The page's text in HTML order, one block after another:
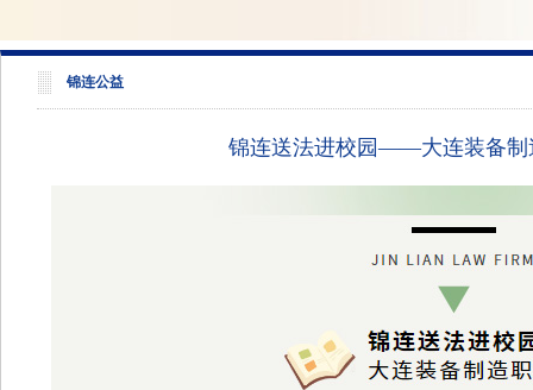
锦连公益
锦连送法进校园——大连装备制